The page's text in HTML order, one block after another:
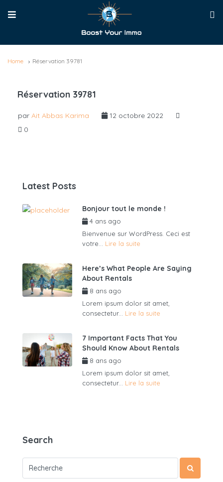
Home Réservation 39781
Réservation 39781
par Ait Abbas Karima
12 octobre 2022
0
Latest Posts
Bonjour tout le monde !
4 ans ago
Bienvenue sur WordPress. Ceci est
votre... Lire la suite
Here’s What People Are Saying
About Rentals
8 ans ago
Lorem ipsum dolor sit amet,
consectetur... Lire la suite
7 Important Facts That You
Should Know About Rentals
8 ans ago
Lorem ipsum dolor sit amet,
consectetur... Lire la suite
Search